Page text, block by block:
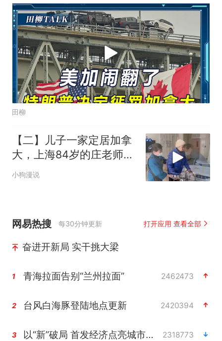
田柳
【二】儿子一家定居加拿
大，上海84岁的庄老师独
自住护理院
小狗漫说
网易热搜 每30分钟更新 打开应用 查看全部
奋进开新局 实干挑大梁
1 青海拉面告别“兰州拉面” 2462473
2 台风白海豚登陆地点更新 2420394
3 以“新”破局 首发经济点亮城市消费活力 2318773